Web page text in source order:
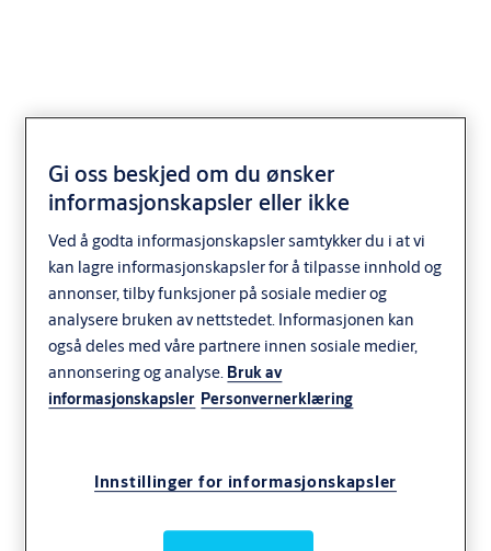
SY1145
Gi oss beskjed om du ønsker
informasjonskapsler eller ikke
Ved å godta informasjonskapsler samtykker du i at vi
kan lagre informasjonskapsler for å tilpasse innhold og
annonser, tilby funksjoner på sosiale medier og
analysere bruken av nettstedet. Informasjonen kan
også deles med våre partnere innen sosiale medier,
annonsering og analyse. Bruk av
informasjonskapsler Personvernerklæring
Innstillinger for informasjonskapsler